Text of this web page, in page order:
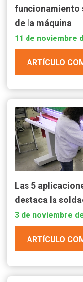
funcionamiento
de la máquina
11 de noviembre
ARTÍCULO
Las 5
destaca la
3 de noviembre
ARTÍCULO